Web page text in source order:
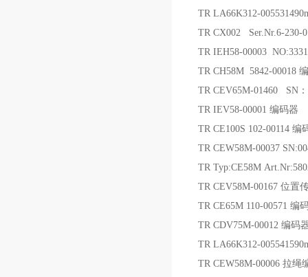
TR LA66K312-
TR CX002 Ser.Nr.6-230-
TR IEH58-00003
TR CH58M 5842-00018
TR CEV65M-01460 SN
TR IEV58-00001 编码器
TR CE100S 102-00114 编
TR CEW58M-00037
TR Typ:CE58M
TR CEV58M-00167 位置
TR CE65M 110-00571 编
TR CDV75M-00012 编码
TR LA66K312-
TR CEW58M-00006 拉绳